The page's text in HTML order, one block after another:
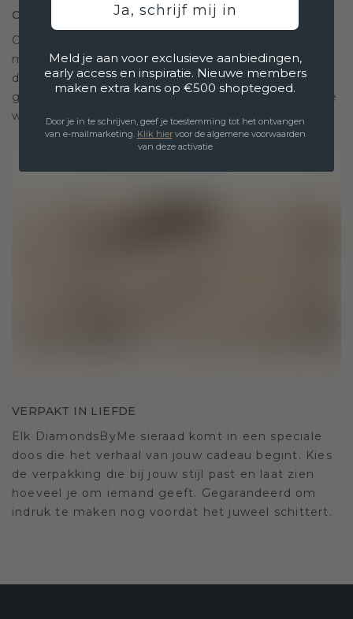
ONTWORPEN VOOR VERBINDING
Onze ontwerpfilosofie is gericht op verbinding,
met elk stuk ontworpen om de tand des tijds te
doorstaan. Het wordt jouw symbool van liefde en
gekoesterde momenten, bedoeld om voor altijd te
worden gedragen en gekoesterd.
VERPAKT IN LIEFDE
Elk DiamondsByMe sieraad komt in een speciale
doos die het verhaal van jouw cadeau begint. Kies
de verpakking die bij jouw stijl past en laat zien
hoeveel je om iemand geeft. Gegarandeerd om
indruk te maken nog voordat het juweel schittert.
Ja, schrijf mij in
Meld je aan voor exclusieve aanbiedingen,
early access en inspiratie. Nieuwe members
maken extra kans op €500 shoptegoed.
Door je in te schrijven, geef je toestemming tot het ontvangen
van e-mailmarketing. Klik hiervoor de algemene voorwaarden
van deze activatie